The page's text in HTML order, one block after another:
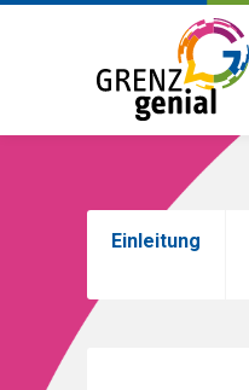
Einleitung